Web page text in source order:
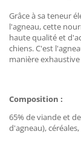
Grâce à sa teneur
l'agneau, cette
haute qualité et
chiens. C'est
manière
Composition :
65% de viande et
d'agneau),